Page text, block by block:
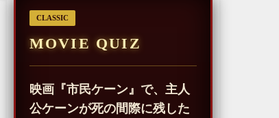
CLASSIC
MOVIE QUIZ
映画『市民ケーン』で、主人
公ケーンが死の間際に残した